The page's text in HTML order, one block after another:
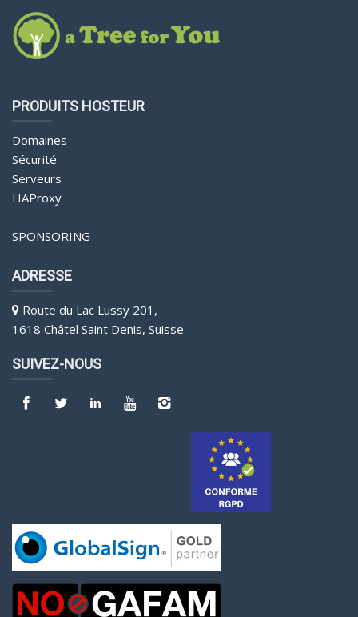
PRODUITS HOSTEUR
Domaines
Sécurité
Serveurs
HAProxy
SPONSORING
ADRESSE
Route du Lac Lussy 201,
1618 Châtel Saint Denis, Suisse
SUIVEZ-NOUS